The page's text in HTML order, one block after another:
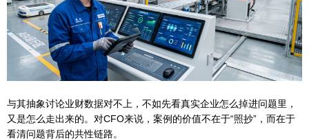
与其抽象讨论业财数据对不上，不如先看真实企业怎么掉进问题里，
又是怎么走出来的。对CFO来说，案例的价值不在于“照抄”，而在于
看清问题背后的共性链路。